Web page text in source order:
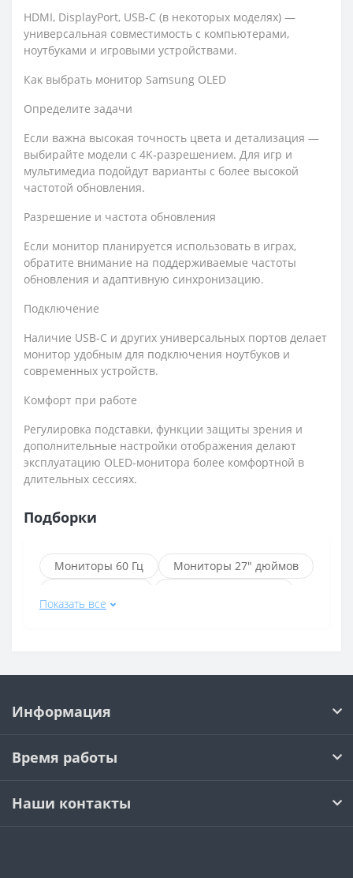
HDMI, DisplayPort, USB‑C (в некоторых моделях) —
универсальная совместимость с компьютерами,
ноутбуками и игровыми устройствами.
Как выбрать монитор Samsung OLED
Определите задачи
Если важна высокая точность цвета и детализация —
выбирайте модели с 4K‑разрешением. Для игр и
мультимедиа подойдут варианты с более высокой
частотой обновления.
Разрешение и частота обновления
Если монитор планируется использовать в играх,
обратите внимание на поддерживаемые частоты
обновления и адаптивную синхронизацию.
Подключение
Наличие USB‑C и других универсальных портов делает
монитор удобным для подключения ноутбуков и
современных устройств.
Комфорт при работе
Регулировка подставки, функции защиты зрения и
дополнительные настройки отображения делают
эксплуатацию OLED‑монитора более комфортной в
длительных сессиях.
Подборки
Мониторы 60 Гц
Мониторы 27" дюймов
Мониторы HP
Мониторы Xiaomi
Показать все
Информация
Время работы
Наши контакты